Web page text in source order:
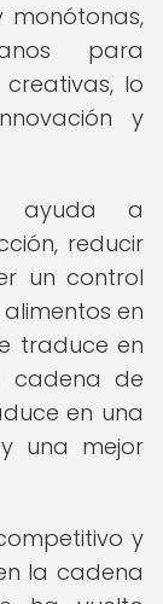
monótonas,
para
lo
y
ayuda a
reducir
un control
en
traduce en
cadena de
en una
una mejor
y
la cadena